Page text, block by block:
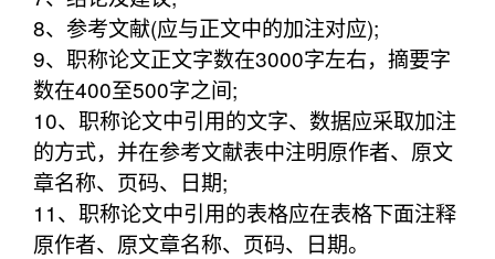
8、参考文献(应与正文中的加注对应);
9、职称论文正文字数在3000字左右，摘要字
数在400至500字之间;
10、职称论文中引用的文字、数据应采取加注
的方式，并在参考文献表中注明原作者、原文
章名称、页码、日期;
11、职称论文中引用的表格应在表格下面注释
原作者、原文章名称、页码、日期。